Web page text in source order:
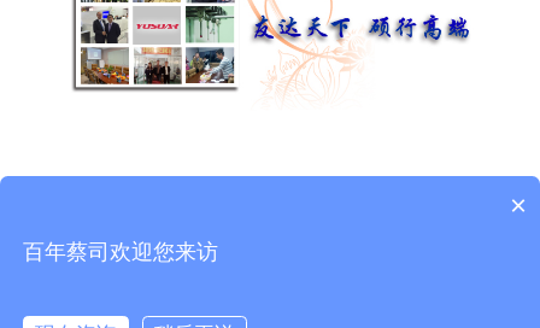
Copyright 昆山友硕新材料有限公司2018.All Rights
×
百年蔡司欢迎您来访